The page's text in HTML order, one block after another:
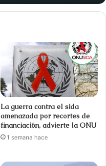
La guerra contra el sida
amenazada por recortes de
financiación, advierte la ONU
1 semana hace